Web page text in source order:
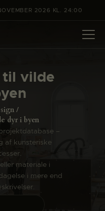
2026 KL. 24:00
vilde
dyr i byen
–
af kunsteriske
materiale i
i mere end